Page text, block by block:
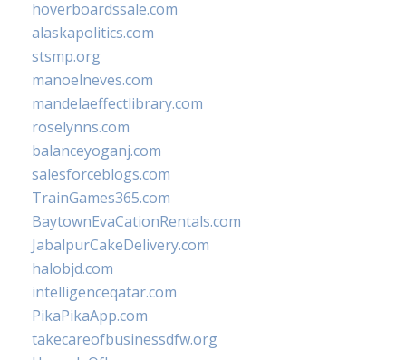
hoverboardssale.com
alaskapolitics.com
stsmp.org
manoelneves.com
mandelaeffectlibrary.com
roselynns.com
balanceyoganj.com
salesforceblogs.com
TrainGames365.com
BaytownEvaCationRentals.com
JabalpurCakeDelivery.com
halobjd.com
intelligenceqatar.com
PikaPikaApp.com
takecareofbusinessdfw.org